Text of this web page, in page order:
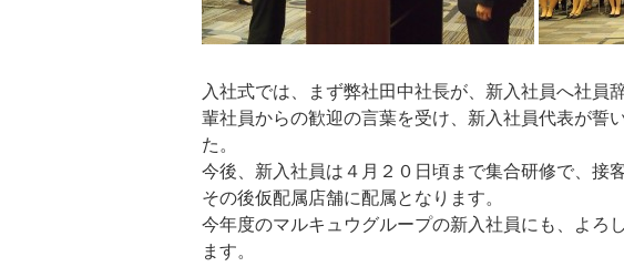
入社式では、まず弊社田中社長が、新入社員へ社員
輩社員からの歓迎の言葉を受け、新入社員代表が誓
た。
今後、新入社員は４月２０日頃まで集合研修で、接
その後仮配属店舗に配属となります。
今年度のマルキュウグループの新入社員にも、よろ
ます。